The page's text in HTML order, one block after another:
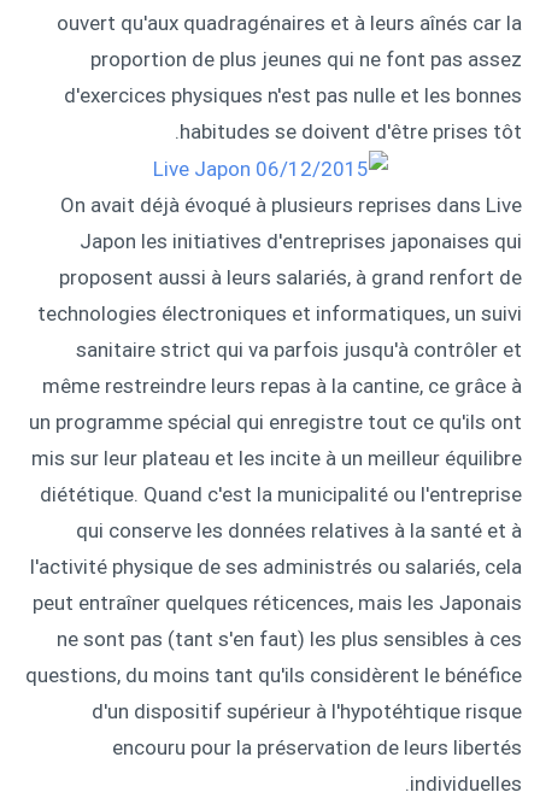
ouvert qu'aux quadragénaires et à leurs aînés car la
proportion de plus jeunes qui ne font pas assez
d'exercices physiques n'est pas nulle et les bonnes
habitudes se doivent d'être prises tôt.
On avait déjà évoqué à plusieurs reprises dans Live
Japon les initiatives d'entreprises japonaises qui
proposent aussi à leurs salariés, à grand renfort de
technologies électroniques et informatiques, un suivi
sanitaire strict qui va parfois jusqu'à contrôler et
même restreindre leurs repas à la cantine, ce grâce à
un programme spécial qui enregistre tout ce qu'ils ont
mis sur leur plateau et les incite à un meilleur équilibre
diététique. Quand c'est la municipalité ou l'entreprise
qui conserve les données relatives à la santé et à
l'activité physique de ses administrés ou salariés, cela
peut entraîner quelques réticences, mais les Japonais
ne sont pas (tant s'en faut) les plus sensibles à ces
questions, du moins tant qu'ils considèrent le bénéfice
d'un dispositif supérieur à l'hypotéhtique risque
encouru pour la préservation de leurs libertés
individuelles.